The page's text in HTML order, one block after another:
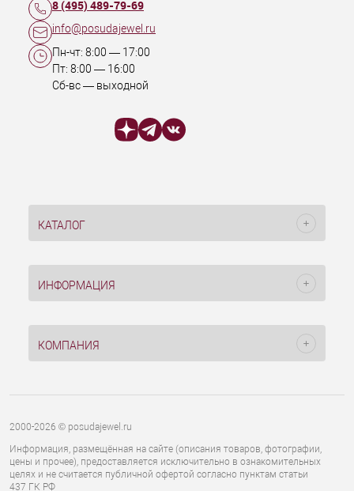
8 (495) 489-79-69
info@posudajewel.ru
Пн-чт: 8:00 — 17:00
Пт: 8:00 — 16:00
Сб-вс — выходной
КАТАЛОГ
ИНФОРМАЦИЯ
КОМПАНИЯ
2000-2026 © posudajewel.ru
Информация, размещённая на сайте (описания товаров, фотографии,
цены и прочее), предоставляется исключительно в ознакомительных
целях и не считается публичной офертой согласно пунктам статьи
437 ГК РФ